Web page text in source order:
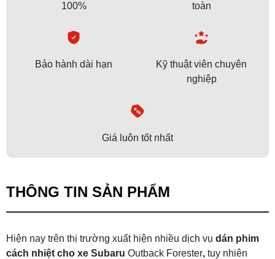
100%
toàn
Bảo hành dài hạn
Kỹ thuật viên chuyên
nghiệp
Giá luôn tốt nhất
THÔNG TIN SẢN PHẨM
Hiện nay trên thị trường xuất hiện nhiều dịch vụ dán phim
cách nhiệt cho xe Subaru Outback Forester, tuy nhiên